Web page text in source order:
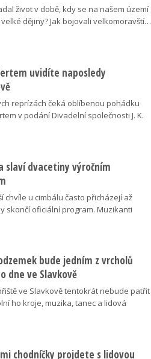
život v době, kdy se na našem území
dějiny? Jak bojovali velkomoravští…
uvidíte naposledy
reprízách čeká oblíbenou pohádku
v podání Divadelní společnosti J. K.
slaví dvacetiny výročním
chvíle u cimbálu často přicházejí až
skončí oficiální program. Muzikanti
bude jedním z vrcholů
dne ve Slavkově
ve Slavkově tentokrát nebude patřit
ho kroje, muzika, tanec a lidová
chodníčky projdete s lidovou